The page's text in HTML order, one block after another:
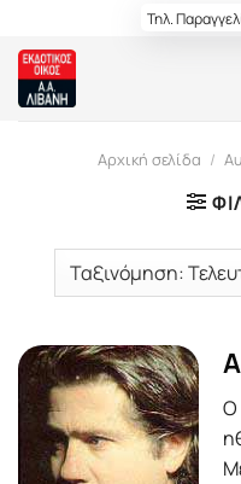
content
Τηλ.
Αρχική σελίδα /